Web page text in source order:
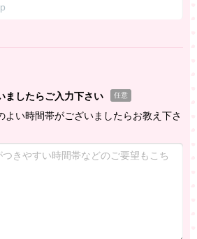
ましたらご入力下さい 任意
よい時間帯がございましたらお教え下さ